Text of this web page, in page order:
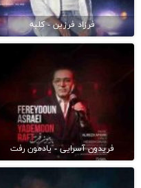
فرزاد فرزین - کلبه
فریدون آسرایی - یادمون رفت